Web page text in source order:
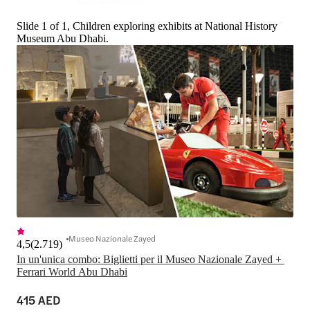
Slide 1 of 1, Children exploring exhibits at National History
Museum Abu Dhabi.
In un'unica combo: Biglietti per il Museo Nazionale Zayed +
Ferrari World Abu Dhabi
4,5(2.719) Museo Nazionale Zayed
415 AED